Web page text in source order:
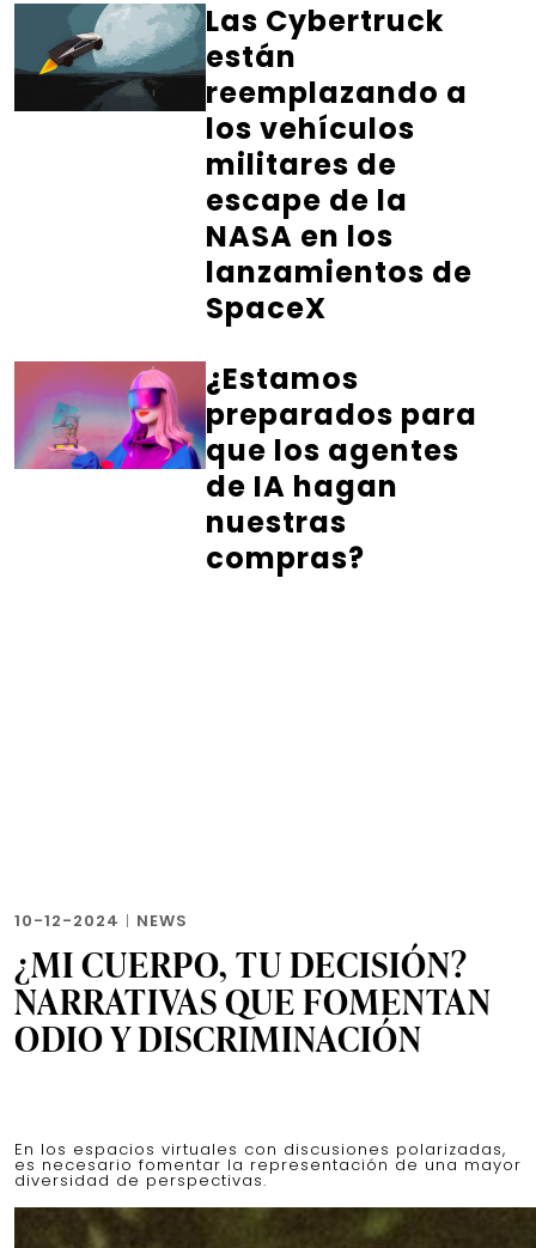
Las Cybertruck
están
reemplazando a
los vehículos
militares de
escape de la
NASA en los
lanzamientos de
SpaceX
¿Estamos
preparados para
que los agentes
de IA hagan
nuestras
compras?
10-12-2024 | NEWS
¿MI CUERPO, TU DECISIÓN?
NARRATIVAS QUE FOMENTAN
ODIO Y DISCRIMINACIÓN
En los espacios virtuales con discusiones polarizadas,
es necesario fomentar la representación de una mayor
diversidad de perspectivas.